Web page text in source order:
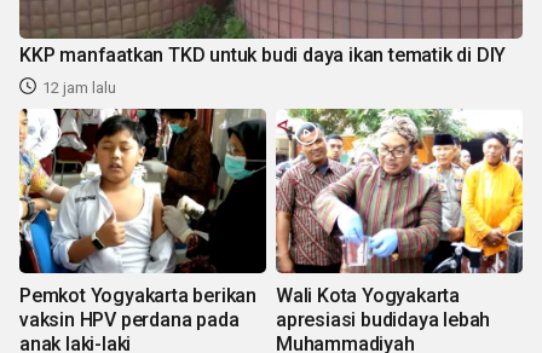
KKP manfaatkan TKD untuk budi daya ikan tematik di DIY
12 jam lalu
Pemkot Yogyakarta berikan
vaksin HPV perdana pada
anak laki-laki
Wali Kota Yogyakarta
apresiasi budidaya lebah
Muhammadiyah